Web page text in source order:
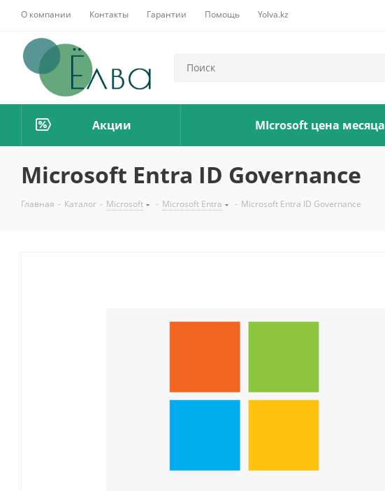
О компании Контакты Гарантии Помощь Yolva.kz
Акции MIcrosoft цена месяца
Microsoft Entra ID Governance
Главная - Каталог - Microsoft - Microsoft Entra - Microsoft Entra ID Governance